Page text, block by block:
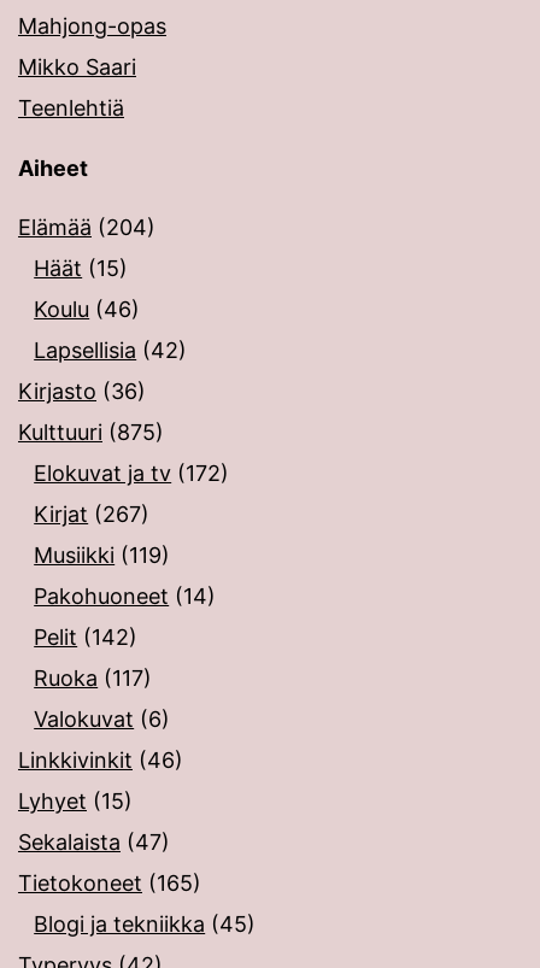
Mahjong-opas
Mikko Saari
Teenlehtiä
Aiheet
Elämää (204)
Häät (15)
Koulu (46)
Lapsellisia (42)
Kirjasto (36)
Kulttuuri (875)
Elokuvat ja tv (172)
Kirjat (267)
Musiikki (119)
Pakohuoneet (14)
Pelit (142)
Ruoka (117)
Valokuvat (6)
Linkkivinkit (46)
Lyhyet (15)
Sekalaista (47)
Tietokoneet (165)
Blogi ja tekniikka (45)